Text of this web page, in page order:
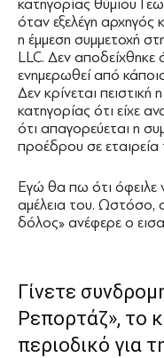
κατηγορίας θύμιου
όταν εξελέγη αρχηγός
η έμμεση συμμετοχή
LLC. Δεν αποδείχθηκε
ενημερωθεί από
Δεν κρίνεται
κατηγορίας ότι είχε
ότι απαγορεύεται η
προέδρου σε
Εγώ θα πω ότι όφειλε
αμέλεια του. Ωστόσο,
δόλος» ανέφερε ο
Γίνετε
Ρεπορτάζ», το
περιοδικό για